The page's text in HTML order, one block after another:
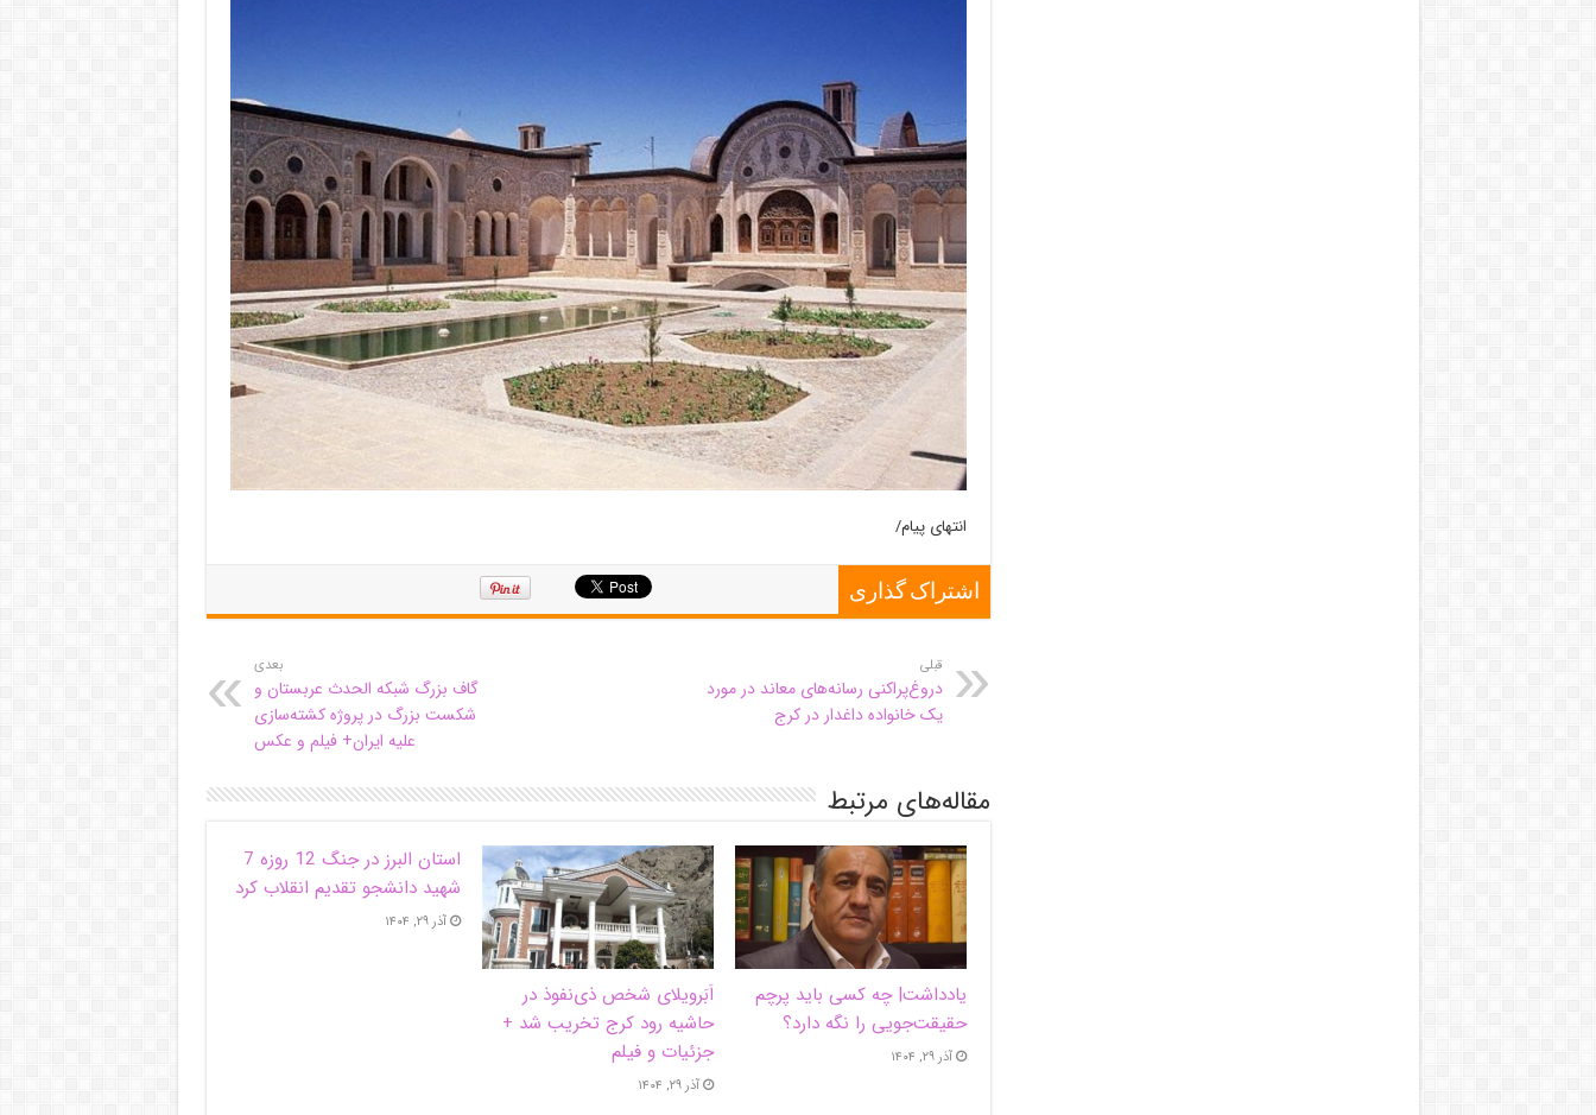
انتهای پیام/
اشتراک گذاری
قبلی
دروغ‌پراکنی رسانه‌های معاند در مورد
یک خانواده داغدار در کرج
بعدی
گاف بزرگ شبکه الحدث عربستان و
شکست بزرگ در پروژه کشته‌سازی
علیه ایران+ فیلم و عکس
مقاله‌های مرتبط
یادداشت| ‌چه کسی باید پرچم
حقیقت‌جویی را نگه دارد؟
آذر ۲۹, ۱۴۰۴
اَبَر‌ویلای شخص ذی‌نفوذ در
حاشیه‌ رود کرج تخریب شد +
جزئیات و فیلم
آذر ۲۹, ۱۴۰۴
استان البرز در جنگ 12 روزه 7
شهید دانشجو تقدیم انقلاب کرد
آذر ۲۹, ۱۴۰۴